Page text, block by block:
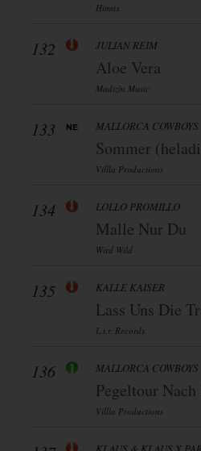
Hitmix
132 JULIAN REIM
Aloe Vera
Madizin Music
133 MALLORCA COWBOYS
Sommer
Villla Productions
134 LOLLO PROMILLO
Malle Nur Du
Wird Wild
135 KALLE KAISER
Lass Uns Die
L.t.r. Records
136 MALLORCA COWBOYS
Pegeltour
Villla Productions